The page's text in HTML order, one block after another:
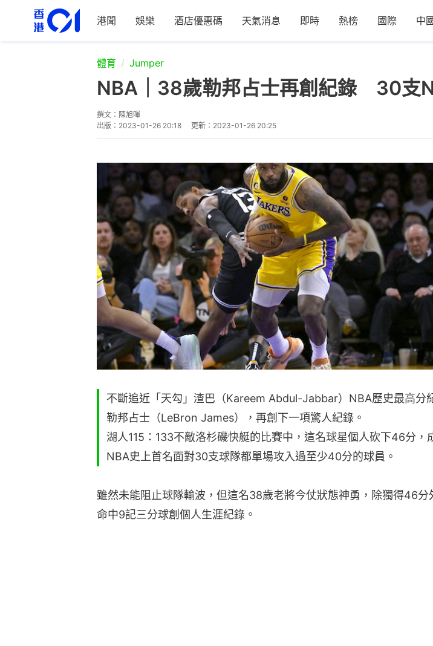
港聞 娛樂 酒店優惠碼 天氣消息 即時 熱榜 國際 中
體育 Jumper
NBA｜38歲勒邦占士再創紀錄 30支
撰文： 陳旭暉
出版： 2023-01-26 20:18 更新： 2023-01-26 20:25
不斷追近「天勾」渣巴（Kareem Abdul-Jabbar）NBA歷史最高分
勒邦占士（LeBron James），再創下一項驚人紀錄。
湖人115：133不敵洛杉磯快艇的比賽中，這名球星個人砍下46分，
NBA史上首名面對30支球隊都單場攻入過至少40分的球員。
雖然未能阻止球隊輸波，但這名38歲老將今仗狀態神勇，除獨得46分
命中9記三分球創個人生涯紀錄。